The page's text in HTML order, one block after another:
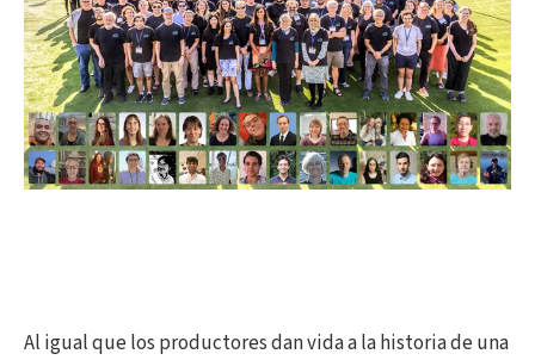
Al igual que los productores dan vida a la historia de una